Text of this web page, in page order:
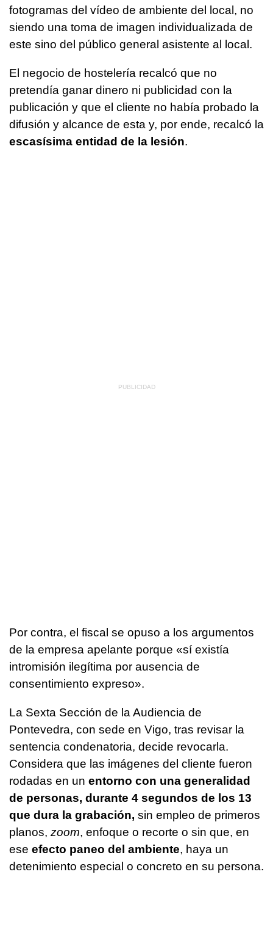
fotogramas del vídeo de ambiente del local, no
siendo una toma de imagen individualizada de
este sino del público general asistente al local.
El negocio de hostelería recalcó que no
pretendía ganar dinero ni publicidad con la
publicación y que el cliente no había probado la
difusión y alcance de esta y, por ende, recalcó la
escasísima entidad de la lesión.
Por contra, el fiscal se opuso a los argumentos
de la empresa apelante porque «sí existía
intromisión ilegítima por ausencia de
consentimiento expreso».
La Sexta Sección de la Audiencia de
Pontevedra, con sede en Vigo, tras revisar la
sentencia condenatoria, decide revocarla.
Considera que las imágenes del cliente fueron
rodadas en un entorno con una generalidad
de personas, durante 4 segundos de los 13
que dura la grabación, sin empleo de primeros
planos, zoom, enfoque o recorte o sin que, en
ese efecto paneo del ambiente, haya un
detenimiento especial o concreto en su persona.